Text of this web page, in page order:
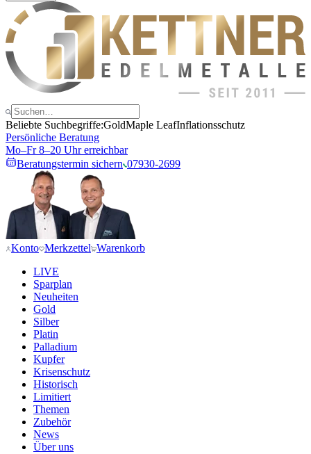
Beliebte Suchbegriffe:GoldMaple LeafInflationsschutz
Persönliche Beratung
Mo–Fr 8–20 Uhr erreichbar
Beratungstermin sichern 07930-2699
Konto Merkzettel Warenkorb
LIVE
Sparplan
Neuheiten
Gold
Silber
Platin
Palladium
Kupfer
Krisenschutz
Historisch
Limitiert
Themen
Zubehör
News
Über uns